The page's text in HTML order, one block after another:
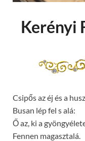
Kerényi
Csipős az éj és a
Busan lép fel s alá:
Ő az, ki a
Fennen magasztalá.